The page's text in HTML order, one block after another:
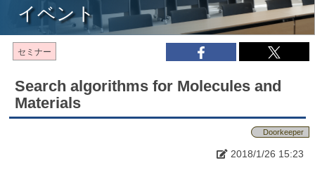
イベント
セミナー
Search algorithms for Molecules and
Materials
Doorkeeper
2018/1/26 15:23